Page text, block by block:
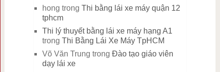
hong trong Thi bằng lái xe máy quận 12
tphcm
Thi lý thuyết bằng lái xe máy hạng A1
trong Thi Bằng Lái Xe Máy TpHCM
Võ Văn Trung trong Đào tạo giáo viên
dạy lái xe